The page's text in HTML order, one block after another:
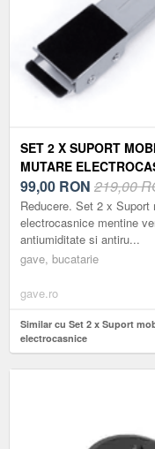
SET 2 X SUPORT
MUTARE
99,00 RON 219,00
Reducere. Set 2 x
electrocasnice mentine
antiumiditate si antiru...
gave, bucatarie
gave.ro
Similar cu Set 2 x Suport
electrocasnice